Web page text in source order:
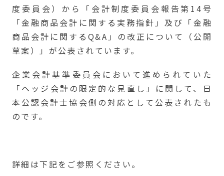
度委員会）から「会計制度委員会報告第14号
「金融商品会計に関する実務指針」及び「金融
商品会計に関するQ&A」の改正について（公開
草案）」が公表されています。
企業会計基準委員会において進められていた
「ヘッジ会計の限定的な見直し」に関して、日
本公認会計士協会側の対応として公表されたも
のです。
詳細は下記をご参照ください。